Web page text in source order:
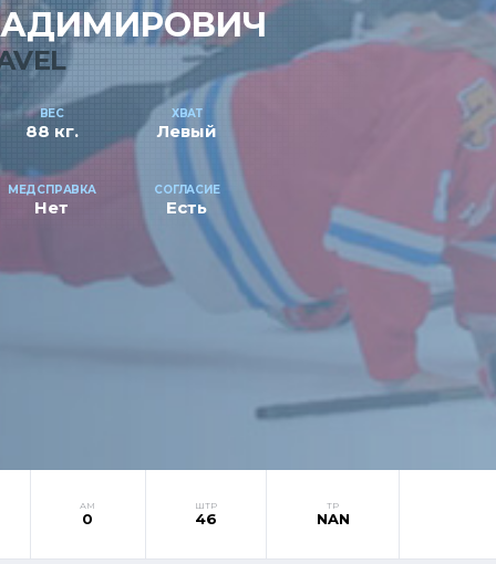
ВЕС
88 кг.
ХВАТ
Левый
МЕДСПРАВКА
Нет
СОГЛАСИЕ
Есть
АМ
0
ШТР
46
ТР
NAN